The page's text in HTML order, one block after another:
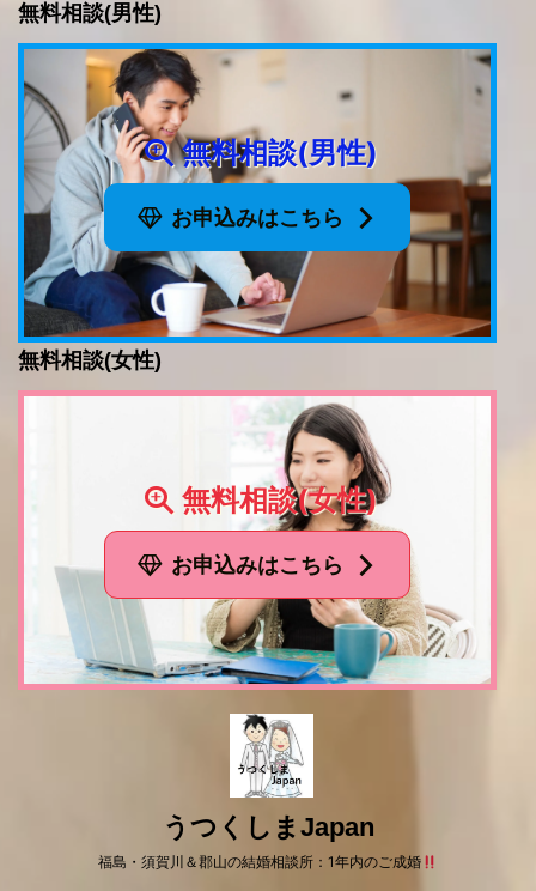
無料相談(男性)
無料相談(男性)
お申込みはこちら
無料相談(女性)
無料相談(女性)
お申込みはこちら
うつくしまJapan
福島・須賀川＆郡山の結婚相談所：1年内のご成婚